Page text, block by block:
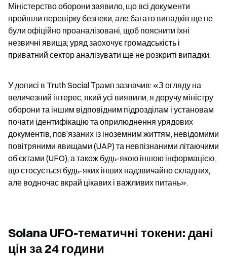
Міністерство оборони заявило, що всі документи
пройшли перевірку безпеки, але багато випадків ще не
були офіційно проаналізовані, щоб пояснити їхні
незвичні явища; уряд заохочує громадськість і
приватний сектор аналізувати ще не розкриті випадки.
У дописі в Truth Social Трамп зазначив: «З огляду на
величезний інтерес, який усі виявили, я доручу міністру
оборони та іншим відповідним підрозділам і установам
почати ідентифікацію та оприлюднення урядових
документів, пов’язаних із іноземним життям, невідомими
повітряними явищами (UAP) та невпізнаними літаючими
об’єктами (UFO), а також будь-якою іншою інформацією,
що стосується будь-яких інших надзвичайно складних,
але водночас вкрай цікавих і важливих питань».
Solana UFO-тематичні токени: дані
цін за 24 години